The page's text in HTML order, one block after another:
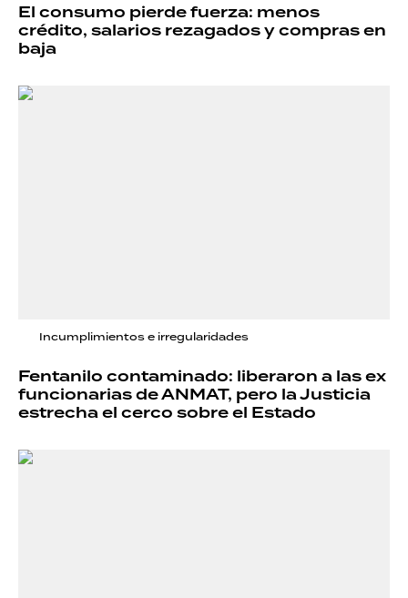
El consumo pierde fuerza: menos
crédito, salarios rezagados y compras en
baja
Incumplimientos e irregularidades
Fentanilo contaminado: liberaron a las ex
funcionarias de ANMAT, pero la Justicia
estrecha el cerco sobre el Estado